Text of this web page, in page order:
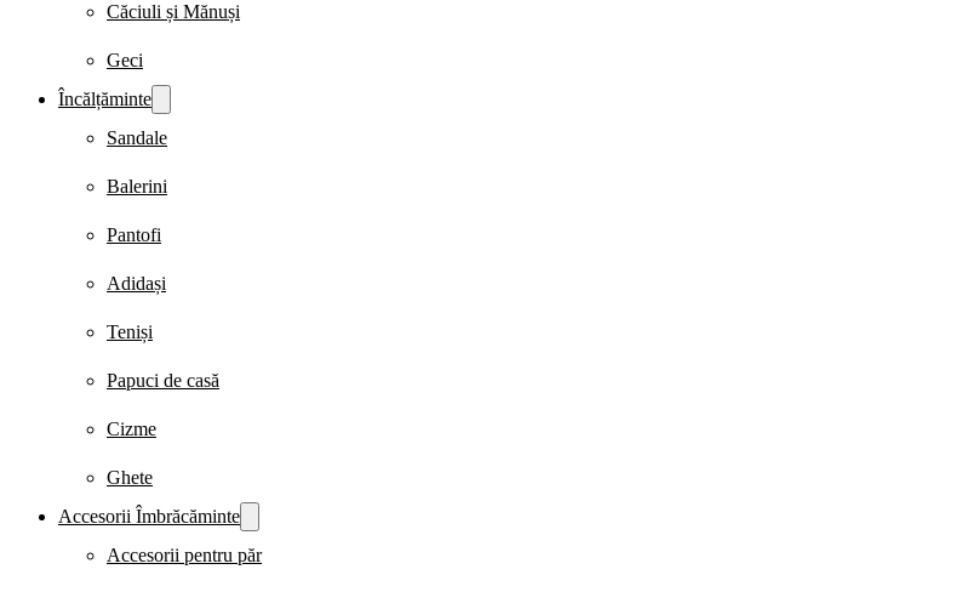
Căciuli și Mănuși
Geci
Încălțăminte
Sandale
Balerini
Pantofi
Adidași
Teniși
Papuci de casă
Cizme
Ghete
Accesorii Îmbrăcăminte
Accesorii pentru păr